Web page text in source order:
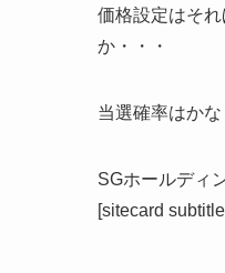
価格設定はそ
か・・・
当選確率はかな
SGホールディ
[sitecard